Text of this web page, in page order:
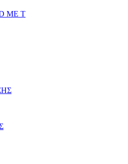
ΜΕ Τ